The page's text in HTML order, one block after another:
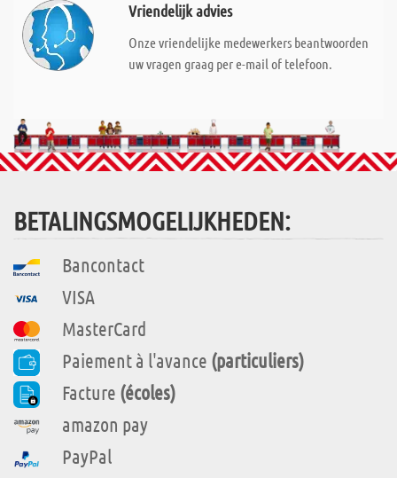
Vriendelijk advies
Onze vriendelijke medewerkers beantwoorden
uw vragen graag per e-mail of telefoon.
BETALINGSMOGELIJKHEDEN:
Bancontact
VISA
MasterCard
Paiement à l'avance (particuliers)
Facture (écoles)
amazon pay
PayPal